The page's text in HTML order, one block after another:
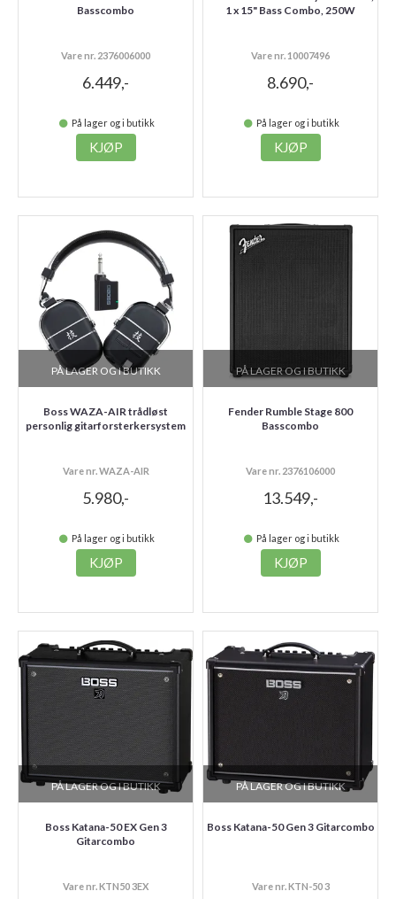
Basscombo
Vare nr. 2376006000
6.449,-
På lager og i butikk
KJØP
1 x 15" Bass Combo, 250W
Vare nr. 10007496
8.690,-
På lager og i butikk
KJØP
PÅ LAGER OG I BUTIKK
Boss WAZA-AIR trådløst
personlig gitarforsterkersystem
Vare nr. WAZA-AIR
5.980,-
På lager og i butikk
KJØP
PÅ LAGER OG I BUTIKK
Fender Rumble Stage 800
Basscombo
Vare nr. 2376106000
13.549,-
På lager og i butikk
KJØP
PÅ LAGER OG I BUTIKK
Boss Katana-50 EX Gen 3
Gitarcombo
Vare nr. KTN50 3EX
PÅ LAGER OG I BUTIKK
Boss Katana-50 Gen 3 Gitarcombo
Vare nr. KTN-50 3